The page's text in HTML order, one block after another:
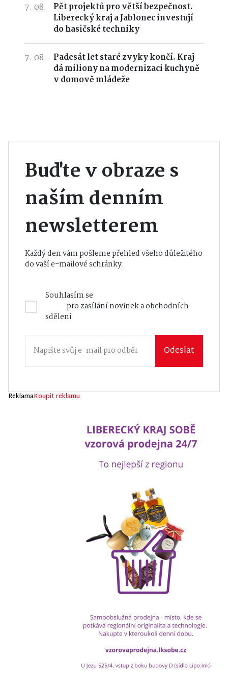
7. 08.
Pět projektů pro větší bezpečnost.
Liberecký kraj a Jablonec investují
do hasičské techniky
7. 08.
Padesát let staré zvyky končí. Kraj
dá miliony na modernizaci kuchyně
v domově mládeže
Buďte v obraze s
naším denním
newsletterem
Každý den vám pošleme přehled všeho důležitého
do vaší e-mailové schránky.
Souhlasím se
pro zasílání novinek a obchodních
sdělení
Odeslat
ReklamaKoupit reklamu